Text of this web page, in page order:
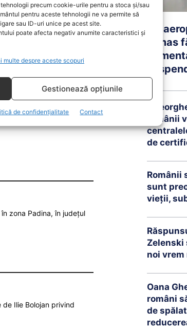
precum cookie-urile pentru a stoca și/sau
pentru aceste tehnologii ne va permite să
sau ID-uri unice pe acest site.
poate afecta negativ anumite caracteristici și
multe despre aceste scopuri
Gestionează opțiunile
de confidențialitate Contact
care erau între 100 şi
respectă ordonanţele
maximul amenzii
de la data înmânării
agentul constatator.
zona Padina, în județul
de Ilie Bolojan privind
Un
rămas
românii
de
Românii
sunt
vieții,
Zelenski
noi vrem
Oana
români
de